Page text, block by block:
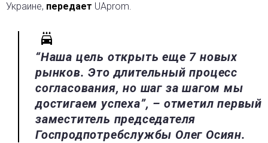
Украине, передает UAprom.
“Наша цель открыть еще 7 новых
рынков. Это длительный процесс
согласования, но шаг за шагом мы
достигаем успеха”, – отметил первый
заместитель председателя
Госпродпотребслужбы Олег Осиян.